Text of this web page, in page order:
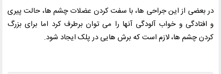
در بعضی از این جراحی ها، با سفت کردن عضلات چشم ها، حالت پیری
و افتادگی و خواب آلودگی آنها را می توان برطرف کرد اما برای بزرگ
کردن چشم ها، لازم است که برش هایی در پلک ایجاد شود.